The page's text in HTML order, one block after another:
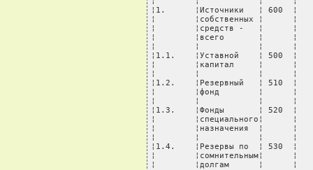
¦1.      ¦Источники   ¦
¦        ¦собственных ¦
¦        ¦средств -   ¦
¦        ¦всего       ¦
¦        ¦            ¦      ¦
¦1.1.    ¦Уставной    ¦
¦        ¦капитал     ¦
¦        ¦            ¦      ¦
¦1.2.    ¦Резервный   ¦
¦        ¦фонд        ¦      ¦
¦        ¦            ¦      ¦
¦1.3.    ¦Фонды       ¦ 520
¦        ¦специального¦
¦        ¦назначения  ¦
¦        ¦            ¦      ¦
¦1.4.    ¦Резервы по  ¦
¦        ¦сомнительным¦
¦        ¦долгам      ¦